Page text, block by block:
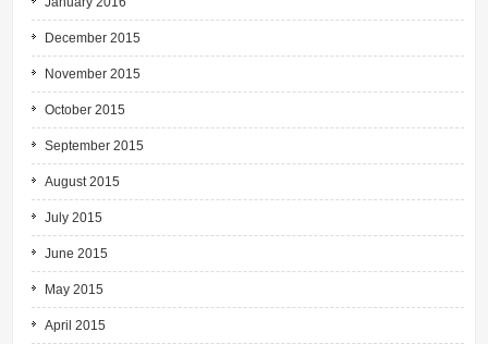
December 2015
November 2015
October 2015
September 2015
August 2015
July 2015
June 2015
May 2015
April 2015